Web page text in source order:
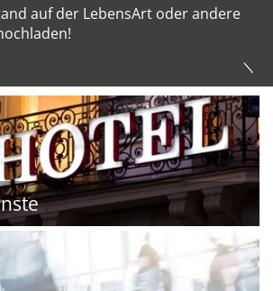
auf der LebensArt oder andere